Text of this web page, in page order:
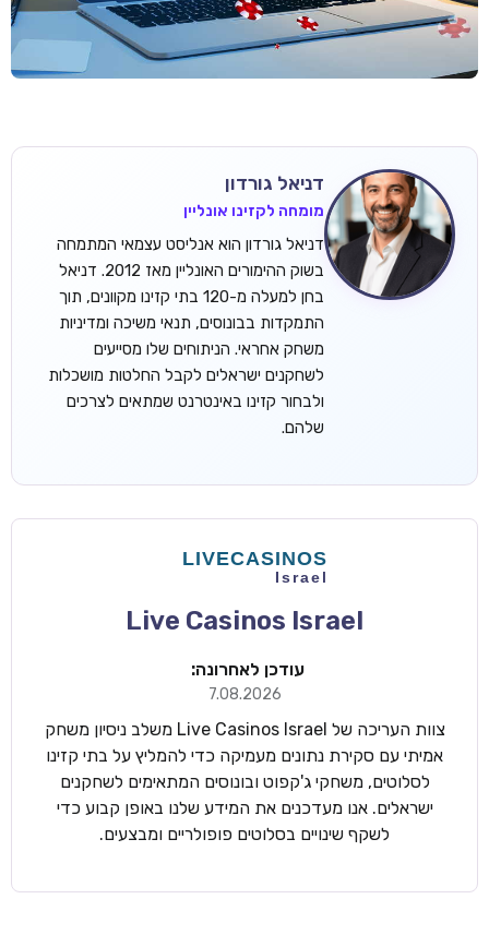
דניאל גורדון
מומחה לקזינו אונליין
דניאל גורדון הוא אנליסט עצמאי המתמחה
בשוק ההימורים האונליין מאז 2012. דניאל
בחן למעלה מ-120 בתי קזינו מקוונים, תוך
התמקדות בבונוסים, תנאי משיכה ומדיניות
משחק אחראי. הניתוחים שלו מסייעים
לשחקנים ישראלים לקבל החלטות מושכלות
ולבחור קזינו באינטרנט שמתאים לצרכים
שלהם.
Live Casinos Israel
עודכן לאחרונה:
7.08.2026
צוות העריכה של Live Casinos Israel משלב ניסיון משחק
אמיתי עם סקירת נתונים מעמיקה כדי להמליץ על בתי קזינו
לסלוטים, משחקי ג'קפוט ובונוסים המתאימים לשחקנים
ישראלים. אנו מעדכנים את המידע שלנו באופן קבוע כדי
לשקף שינויים בסלוטים פופולריים ומבצעים.